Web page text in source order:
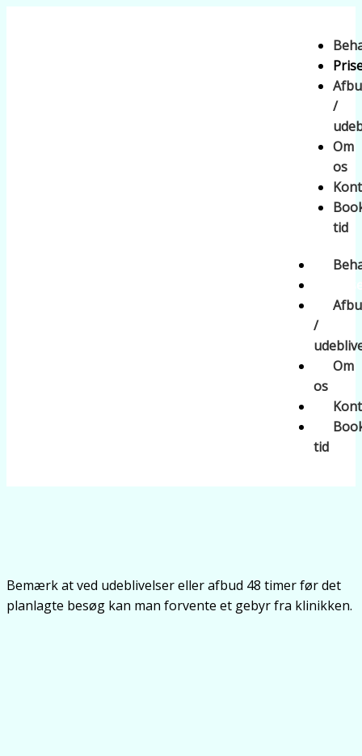
/
Om
os
tid
/
Om
os
tid
Bemærk at ved udeblivelser eller afbud 48 timer før det
planlagte besøg kan man forvente et gebyr fra klinikken.